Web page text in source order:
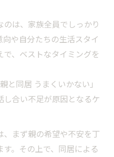
は、家族全員でしっかり
や自分たちの生活スタイ
、ベストなタイミングを
と同居 うまくいかない」
し合い不足が原因となるケ
まず親の希望や不安を丁
。その上で、同居による